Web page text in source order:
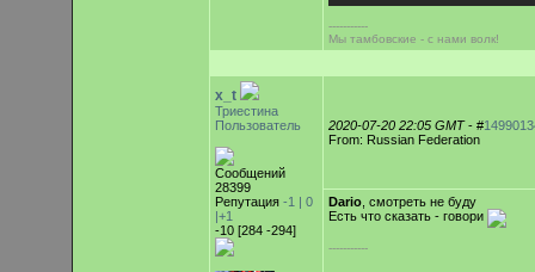
-----------
Мы тамбовские - с нами волк!
x_t
Триестина
Пользователь
Сообщений
28399
Репутация -1 | 0
|+1
-10 [284 -294]
2020-07-20 22:05 GMT- #
From: Russian Federation
Dario, смотреть не буду
Есть что сказать - говори
-----------